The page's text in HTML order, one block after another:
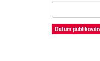
Datum